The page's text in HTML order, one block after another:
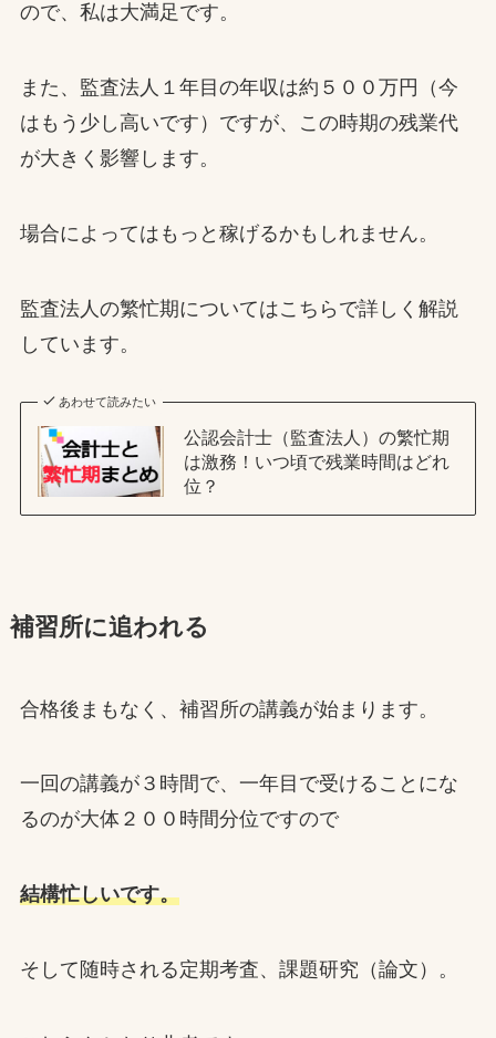
ので、私は大満足です。
また、監査法人１年目の年収は約５００万円（今
はもう少し高いです）ですが、この時期の残業代
が大きく影響します。
場合によってはもっと稼げるかもしれません。
監査法人の繁忙期についてはこちらで詳しく解説
しています。
あわせて読みたい
公認会計士（監査法人）の繁忙期
は激務！いつ頃で残業時間はどれ
位？
補習所に追われる
合格後まもなく、補習所の講義が始まります。
一回の講義が３時間で、一年目で受けることにな
るのが大体２００時間分位ですので
結構忙しいです。
そして随時される定期考査、課題研究（論文）。